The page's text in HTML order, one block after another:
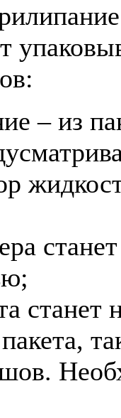
– из
станет